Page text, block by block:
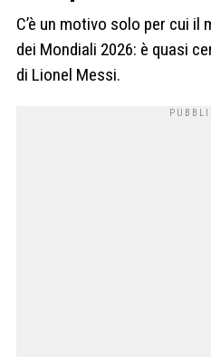
C’è un motivo solo per cui il
dei Mondiali 2026: è quasi
di Lionel Messi.